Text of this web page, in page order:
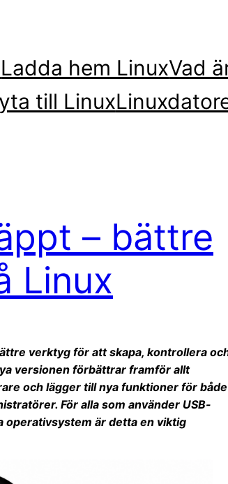
Ladda hem LinuxVad
till Linux
– bättre
Linux
verktyg för att skapa, kontrollera
versionen förbättrar framför allt
och lägger till nya funktioner för både
För alla som använder USB-
operativsystem är detta en viktig